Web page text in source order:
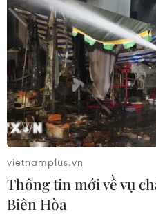
vietnamplus.vn
Thông tin mới về vụ
Biên Hòa